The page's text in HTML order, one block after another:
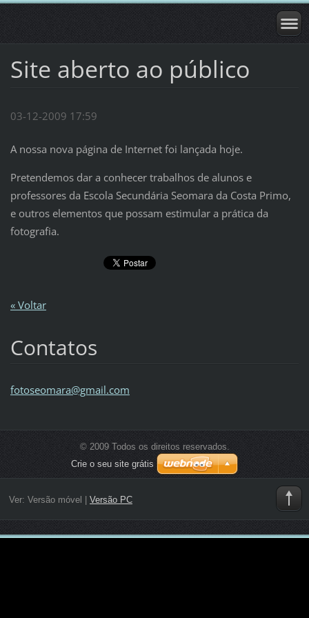
Site aberto ao público
03-12-2009 17:59
A nossa nova página de Internet foi lançada hoje.
Pretendemos dar a conhecer trabalhos de alunos e
professores da Escola Secundária Seomara da Costa Primo,
e outros elementos que possam estimular a prática da
fotografia.
« Voltar
Contatos
fotoseomara@gmail.com
© 2009 Todos os direitos reservados.
Crie o seu site grátis
Ver: Versão móvel Versão PC